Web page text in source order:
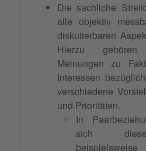
Die sachliche
alle objektiv
diskutierbaren
Hierzu gehören
Meinungen zu
Interessen bezüglich
verschiedene
und Prioritäten.
In
sich